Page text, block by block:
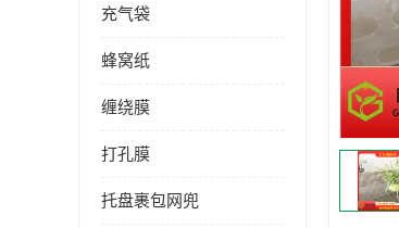
充气袋
蜂窝纸
缠绕膜
打孔膜
托盘裹包网兜